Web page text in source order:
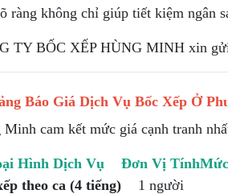
ràng không chỉ giúp tiết kiệm ngân
TY BỐC XẾP HÙNG MINH xin
Báo Giá Dịch Vụ Bốc Xếp Ở
Minh cam kết mức giá cạnh tranh
Hình Dịch Vụ Đơn Vị Tính
theo ca (4 tiếng)
1 người